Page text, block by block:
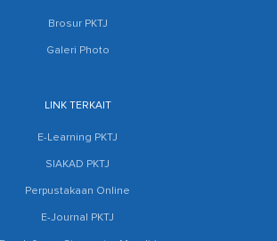
Brosur PKTJ
Galeri Photo
LINK TERKAIT
E-Learning PKTJ
SIAKAD PKTJ
Perpustakaan Online
E-Journal PKTJ